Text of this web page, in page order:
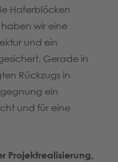
Haferblöcken
wir eine
und ein
Gerade in
Rückzugs in
ein
und für eine
Projektrealisierung,